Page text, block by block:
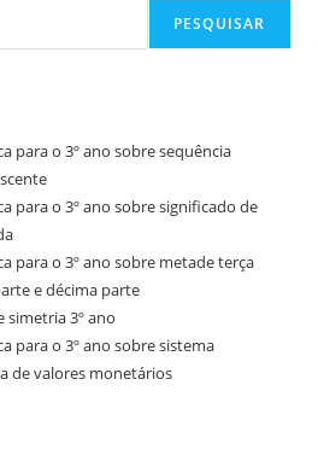
PESQUISAR
para o 3º ano sobre sequência
para o 3º ano sobre significado de
para o 3º ano sobre metade terça
e décima parte
simetria 3º ano
para o 3º ano sobre sistema
de valores monetários